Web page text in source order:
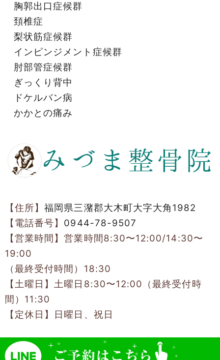
胸郭出口症候群
頚椎症
梨状筋症候群
インピンジメント症候群
肘部管症候群
ぎっくり背中
ドケルバン病
かかとの痛み
【住所】福岡県三潴郡大木町大字大角1982
【電話番号】 0944-78-9507
【営業時間】営業時間8:30〜12:00/14:30〜
19:00
（最終受付時間）18:30
【土曜日】土曜日8:30〜12:00（最終受付時
間）11:30
【定休日】日曜日、祝日
Copyright(c)2018みづま整骨院 .All Right Reserved.Design